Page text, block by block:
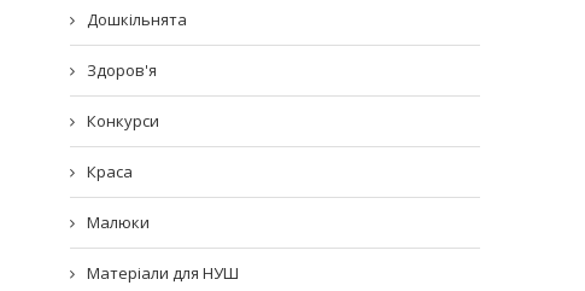
Дошкільнята
Здоров'я
Конкурси
Краса
Малюки
Матеріали для НУШ